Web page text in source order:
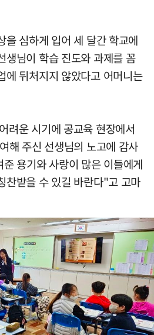
을 심하게 입어 세 달간 학교에
생님이 학습 진도와 과제를 꼼
에 뒤처지지 않았다고 어머니는
려운 시기에 공교육 현장에서
해 주신 선생님의 노고에 감사
용기와 사랑이 많은 이들에게
찬받을 수 있길 바란다"고 고마